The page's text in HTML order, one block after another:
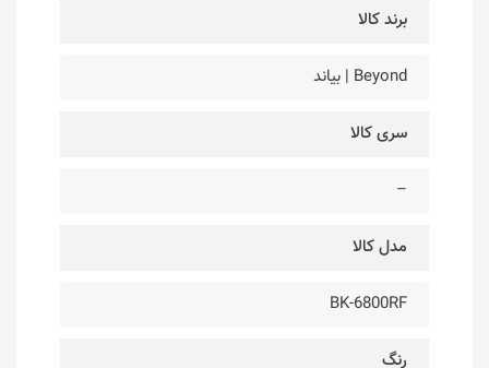
برند کالا
Beyond | بیاند
سری کالا
–
مدل کالا
BK-6800RF
رنگ